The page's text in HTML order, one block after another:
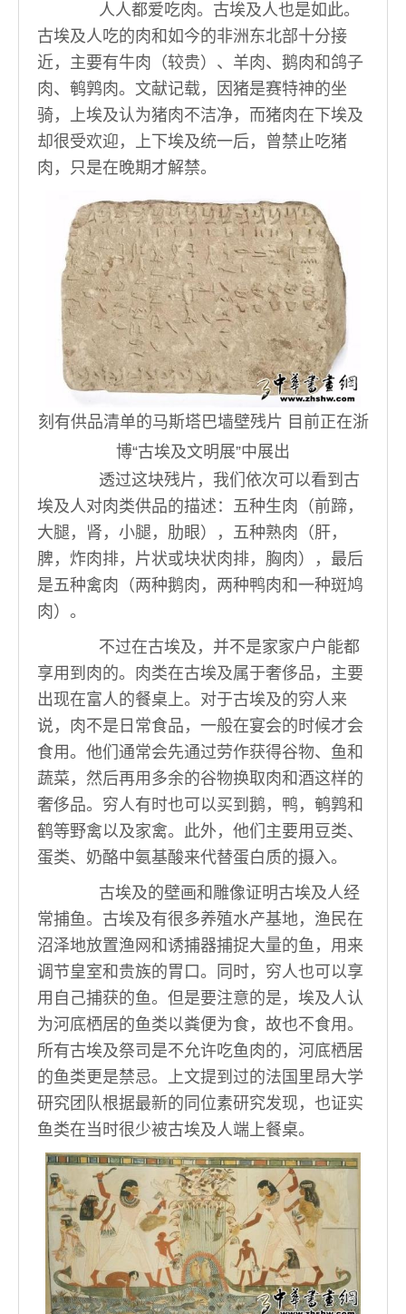
人人都爱吃肉。古埃及人也是如此。
古埃及人吃的肉和如今的非洲东北部十分接
近，主要有牛肉（较贵）、羊肉、鹅肉和鸽子
肉、鹌鹑肉。文献记载，因猪是赛特神的坐
骑，上埃及认为猪肉不洁净，而猪肉在下埃及
却很受欢迎，上下埃及统一后，曾禁止吃猪
肉，只是在晚期才解禁。
刻有供品清单的马斯塔巴墙壁残片 目前正在浙
博“古埃及文明展”中展出
透过这块残片，我们依次可以看到古
埃及人对肉类供品的描述：五种生肉（前蹄，
大腿，肾，小腿，肋眼），五种熟肉（肝，
脾，炸肉排，片状或块状肉排，胸肉），最后
是五种禽肉（两种鹅肉，两种鸭肉和一种斑鸠
肉）。
不过在古埃及，并不是家家户户能都
享用到肉的。肉类在古埃及属于奢侈品，主要
出现在富人的餐桌上。对于古埃及的穷人来
说，肉不是日常食品，一般在宴会的时候才会
食用。他们通常会先通过劳作获得谷物、鱼和
蔬菜，然后再用多余的谷物换取肉和酒这样的
奢侈品。穷人有时也可以买到鹅，鸭，鹌鹑和
鹤等野禽以及家禽。此外，他们主要用豆类、
蛋类、奶酪中氨基酸来代替蛋白质的摄入。
古埃及的壁画和雕像证明古埃及人经
常捕鱼。古埃及有很多养殖水产基地，渔民在
沼泽地放置渔网和诱捕器捕捉大量的鱼，用来
调节皇室和贵族的胃口。同时，穷人也可以享
用自己捕获的鱼。但是要注意的是，埃及人认
为河底栖居的鱼类以粪便为食，故也不食用。
所有古埃及祭司是不允许吃鱼肉的，河底栖居
的鱼类更是禁忌。上文提到过的法国里昂大学
研究团队根据最新的同位素研究发现，也证实
鱼类在当时很少被古埃及人端上餐桌。